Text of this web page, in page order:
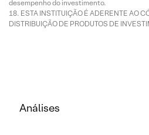
desempenho do investimento.
ESTA INSTITUIÇÃO É ADERENTE AO
DISTRIBUIÇÃO DE PRODUTOS DE
Análises